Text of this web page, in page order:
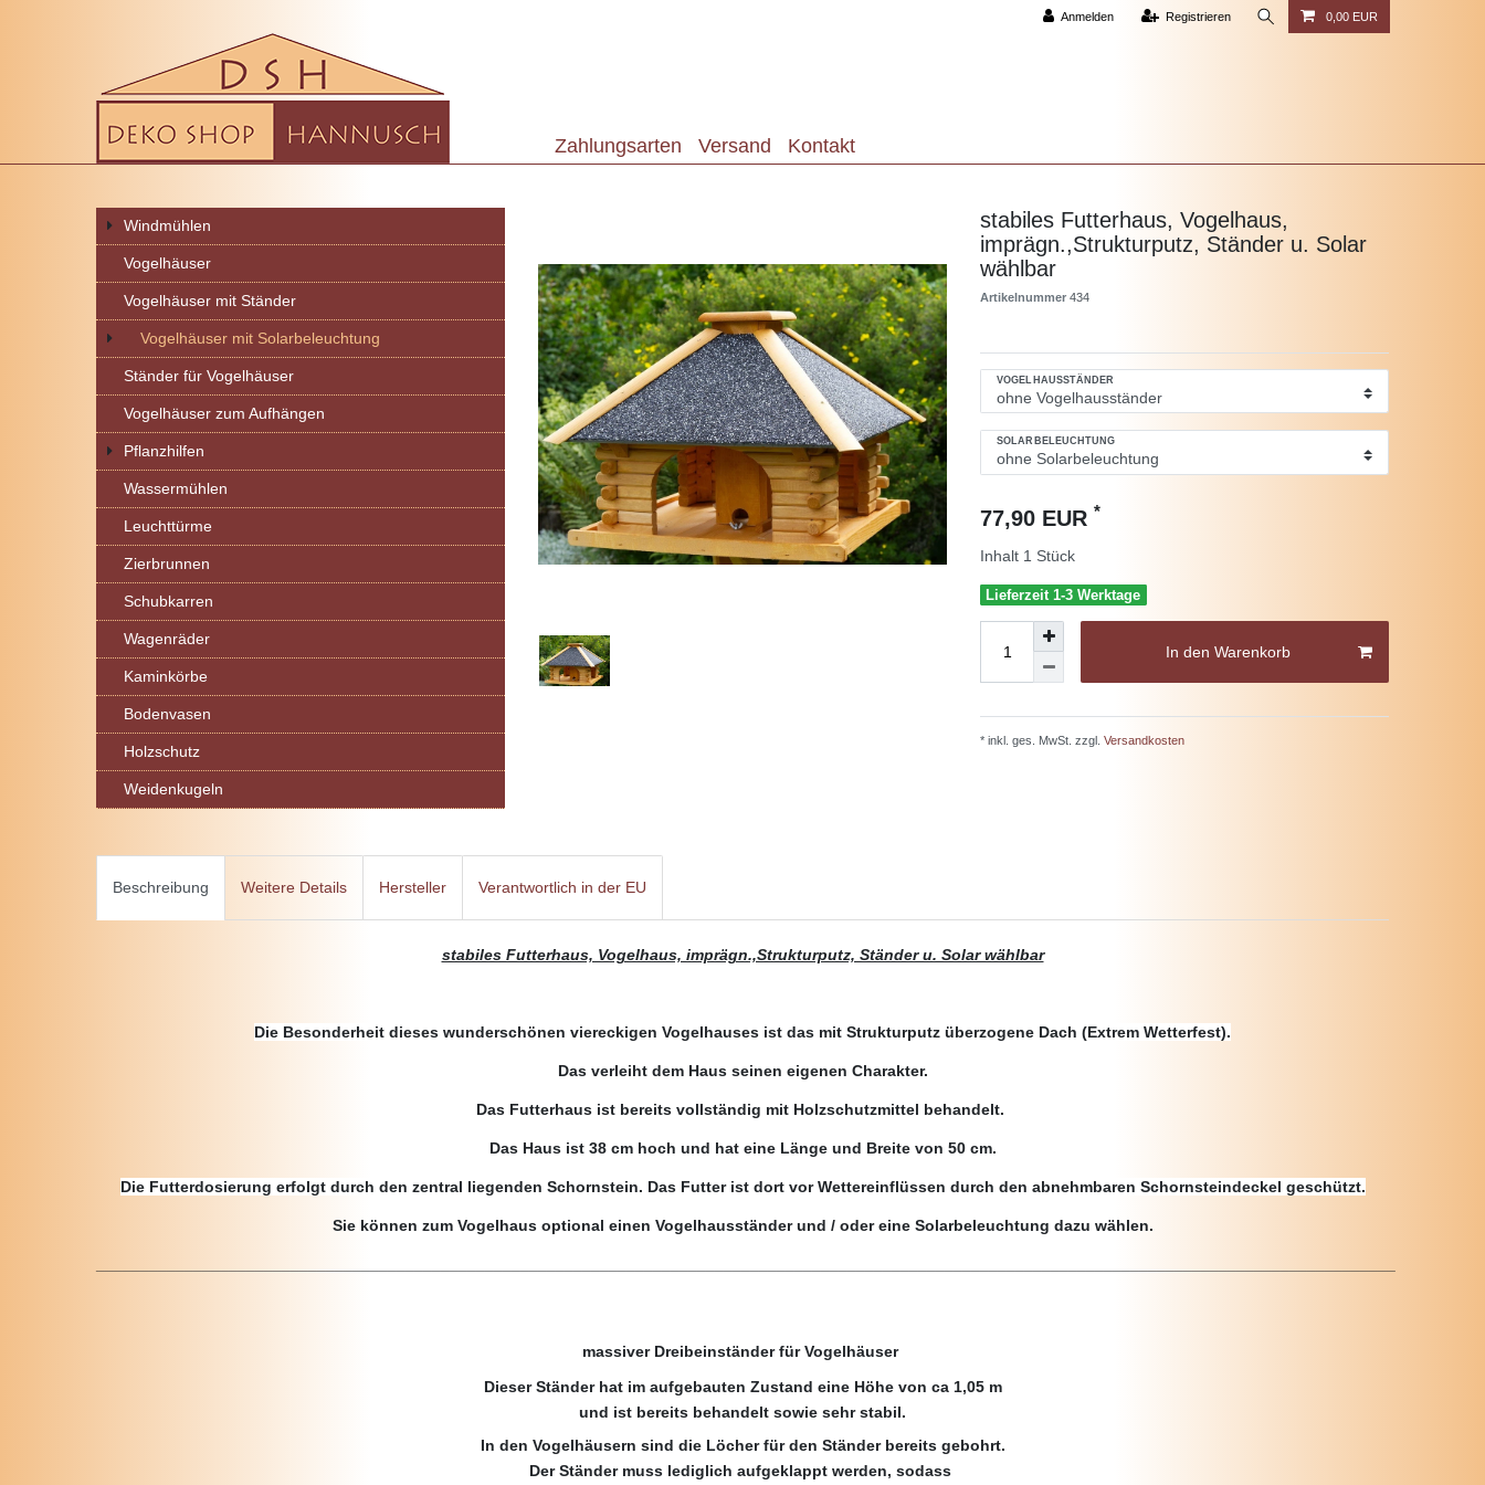
Anmelden Registrieren 0,00 EUR
Zahlungsarten Versand Kontakt
Windmühlen
Vogelhäuser
Vogelhäuser mit Ständer
Vogelhäuser mit Solarbeleuchtung
Ständer für Vogelhäuser
Vogelhäuser zum Aufhängen
Pflanzhilfen
Wassermühlen
Leuchttürme
Zierbrunnen
Schubkarren
Wagenräder
Kaminkörbe
Bodenvasen
Holzschutz
Weidenkugeln
stabiles Futterhaus, Vogelhaus,
imprägn.,Strukturputz, Ständer u. Solar
wählbar
Artikelnummer 434
VOGELHAUSSTÄNDER
SOLARBELEUCHTUNG
77,90 EUR *
Inhalt 1 Stück
Lieferzeit 1-3 Werktage
In den Warenkorb
* inkl. ges. MwSt. zzgl. Versandkosten
Beschreibung Weitere Details Hersteller Verantwortlich in der EU
stabiles Futterhaus, Vogelhaus, imprägn.,Strukturputz, Ständer u. Solar wählbar
Die Besonderheit dieses wunderschönen viereckigen Vogelhauses ist das mit Strukturputz überzogene Dach (Extrem Wetterfest).
Das verleiht dem Haus seinen eigenen Charakter.
Das Futterhaus ist bereits vollständig mit Holzschutzmittel behandelt.
Das Haus ist 38 cm hoch und hat eine Länge und Breite von 50 cm.
Die Futterdosierung erfolgt durch den zentral liegenden Schornstein. Das Futter ist dort vor Wettereinflüssen durch den abnehmbaren Schornsteindeckel geschützt.
Sie können zum Vogelhaus optional einen Vogelhausständer und / oder eine Solarbeleuchtung dazu wählen.
massiver Dreibeinständer für Vogelhäuser
Dieser Ständer hat im aufgebauten Zustand eine Höhe von ca 1,05 m
und ist bereits behandelt sowie sehr stabil.
In den Vogelhäusern sind die Löcher für den Ständer bereits gebohrt.
Der Ständer muss lediglich aufgeklappt werden, sodass